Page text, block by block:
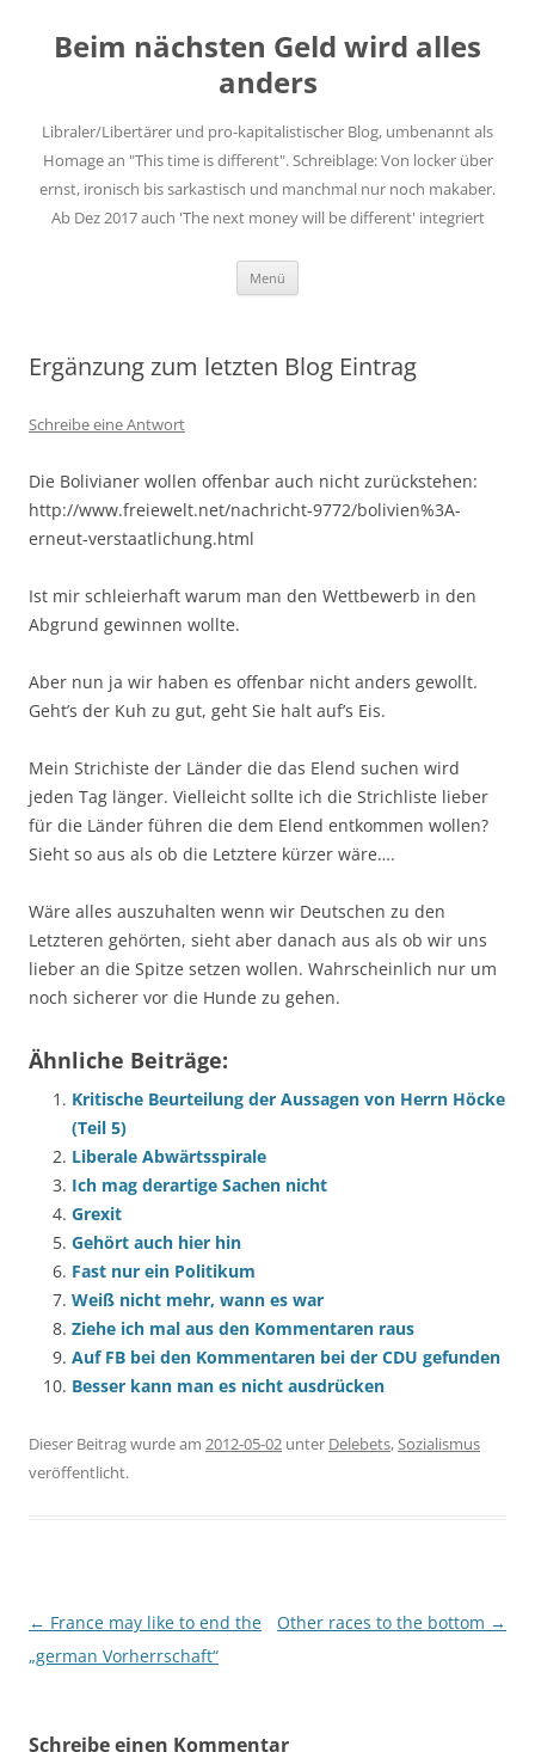
springen
Beim nächsten Geld wird alles
anders
Libraler/Libertärer und pro-kapitalistischer Blog, umbenannt als
Homage an "This time is different". Schreiblage: Von locker über
ernst, ironisch bis sarkastisch und manchmal nur noch makaber.
Ab Dez 2017 auch 'The next money will be different' integriert
Menü
Ergänzung zum letzten Blog Eintrag
Schreibe eine Antwort
Die Bolivianer wollen offenbar auch nicht zurückstehen:
http://www.freiewelt.net/nachricht-9772/bolivien%3A-
erneut-verstaatlichung.html
Ist mir schleierhaft warum man den Wettbewerb in den
Abgrund gewinnen wollte.
Aber nun ja wir haben es offenbar nicht anders gewollt.
Geht’s der Kuh zu gut, geht Sie halt auf’s Eis.
Mein Strichiste der Länder die das Elend suchen wird
jeden Tag länger. Vielleicht sollte ich die Strichliste lieber
für die Länder führen die dem Elend entkommen wollen?
Sieht so aus als ob die Letztere kürzer wäre….
Wäre alles auszuhalten wenn wir Deutschen zu den
Letzteren gehörten, sieht aber danach aus als ob wir uns
lieber an die Spitze setzen wollen. Wahrscheinlich nur um
noch sicherer vor die Hunde zu gehen.
Ähnliche Beiträge:
Kritische Beurteilung der Aussagen von Herrn Höcke
(Teil 5)
Liberale Abwärtsspirale
Ich mag derartige Sachen nicht
Grexit
Gehört auch hier hin
Fast nur ein Politikum
Weiß nicht mehr, wann es war
Ziehe ich mal aus den Kommentaren raus
Auf FB bei den Kommentaren bei der CDU gefunden
Besser kann man es nicht ausdrücken
Dieser Beitrag wurde am 2012-05-02 unter Delebets,Sozialismus
veröffentlicht.
Beitragsnavigation
← France may like to end the
„german Vorherrschaft“
Other races to the bottom →
Schreibe einen Kommentar